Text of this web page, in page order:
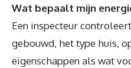
Wat bepaalt mijn
Een inspecteur
gebouwd, het type huis,
eigenschappen als wat